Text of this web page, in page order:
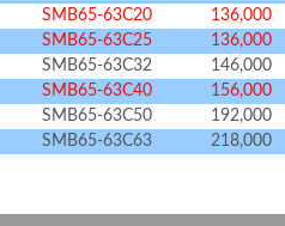
SMB65-63C20 136,000
SMB65-63C25 136,000
SMB65-63C32 146,000
SMB65-63C40 156,000
SMB65-63C50
192,000
SMB65-63C63 218,000